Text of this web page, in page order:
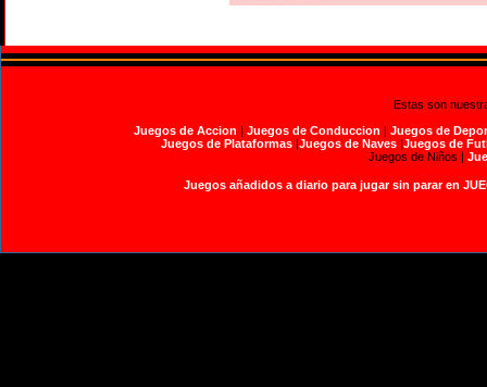
Estas son
Juegos de Accion | Juegos de Conduccion | Juegos de
Juegos de Plataformas|Juegos de Naves|Juegos de
Juegos de Niños |
Juegos añadidos a diario para jugar sin parar en